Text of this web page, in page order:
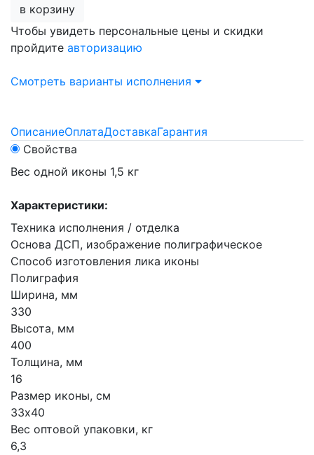
в корзину
Чтобы увидеть персональные цены и скидки
пройдите авторизацию
Смотреть варианты исполнения
ОписаниеОплатаДоставкаГарантия
Свойства
Вес одной иконы 1,5 кг
Характеристики:
Техника исполнения / отделка
Основа ДСП, изображение полиграфическое
Способ изготовления лика иконы
Полиграфия
Ширина, мм
330
Высота, мм
400
Толщина, мм
16
Размер иконы, см
33х40
Вес оптовой упаковки, кг
6,3